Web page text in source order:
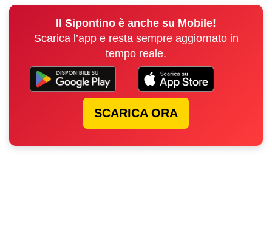
Il Sipontino è anche su Mobile!
Scarica l’app e resta sempre aggiornato in
tempo reale.
SCARICA ORA